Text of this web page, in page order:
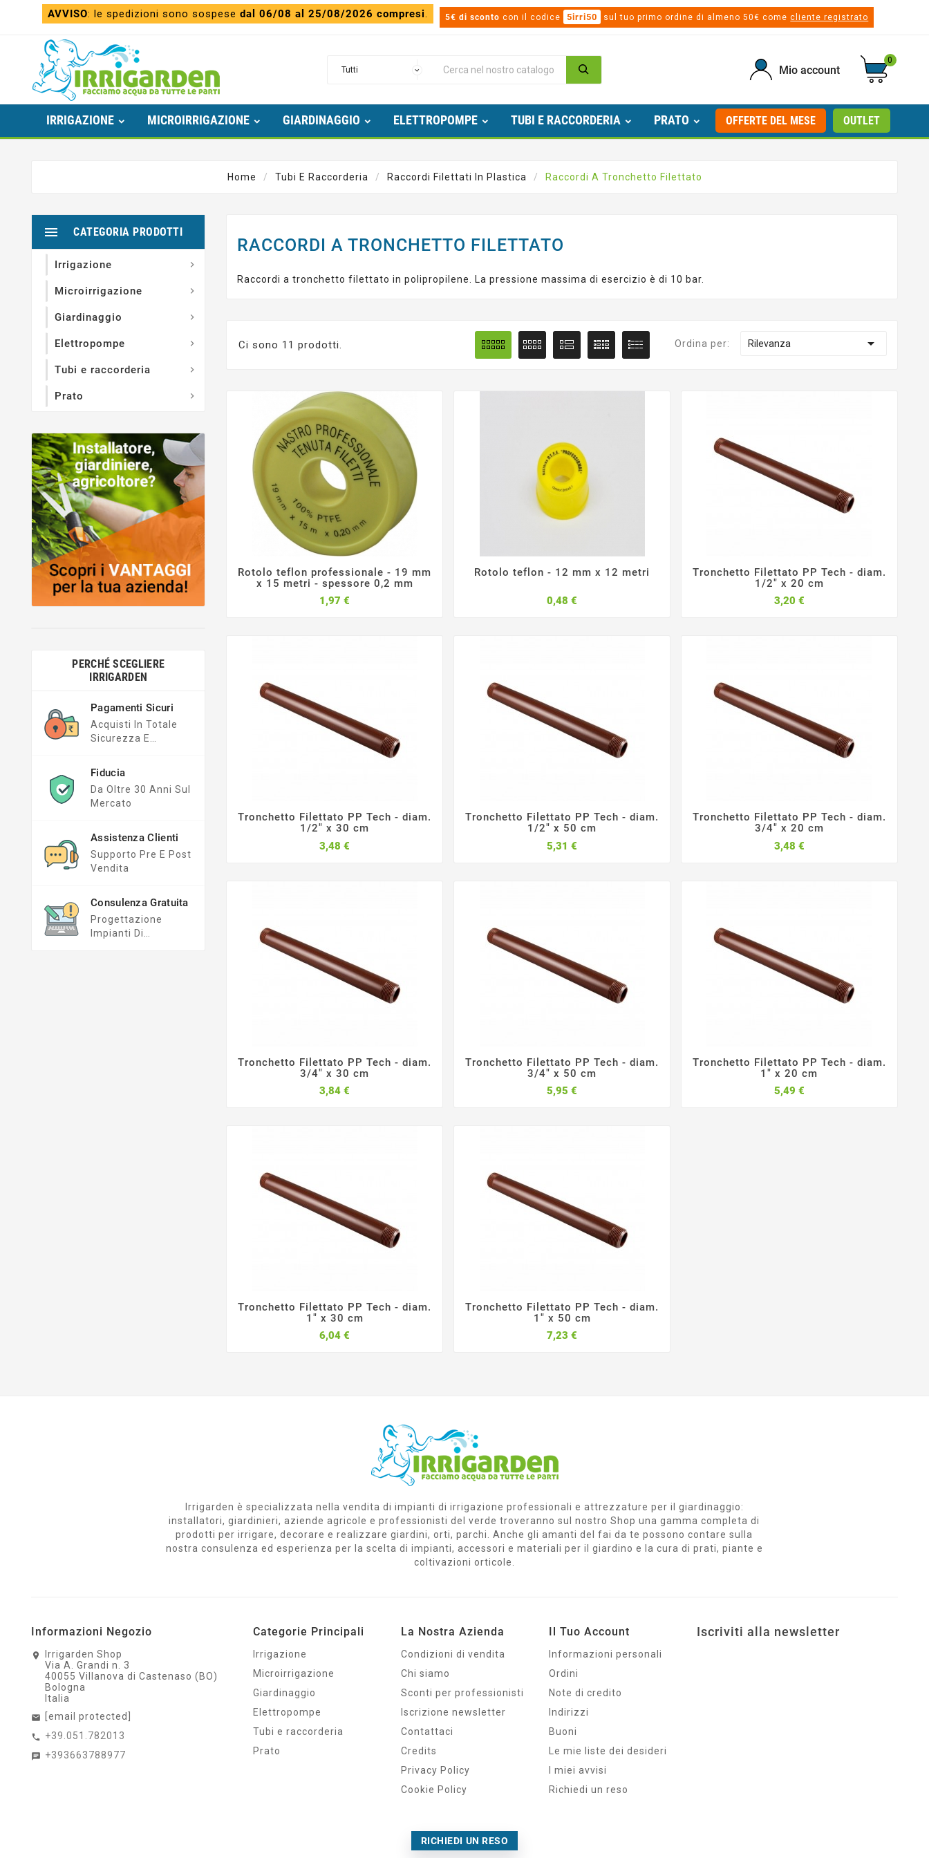
AVVISO: le spedizioni sono sospese dal 06/08 al 25/08/2026 compresi. 5€ di sconto con il codice 5irri50 sul tuo primo ordine di almeno 50€ comecliente registrato
Mio account
0
IRRIGAZIONE MICROIRRIGAZIONE GIARDINAGGIO ELETTROPOMPE TUBI E RACCORDERIA PRATO OFFERTE DEL MESE OUTLET
Home Tubi E Raccorderia Raccordi Filettati In Plastica Raccordi A Tronchetto Filettato
CATEGORIA PRODOTTI

Irrigazione 
Microirrigazione 
Giardinaggio 
Elettropompe 
Tubi e raccorderia 
Prato 
PERCHÉ SCEGLIERE
IRRIGARDEN
Pagamenti Sicuri
Acquisti In Totale
Sicurezza E
Fiducia
Da Oltre 30 Anni Sul
Mercato
Assistenza Clienti
Supporto Pre E Post
Vendita
Consulenza Gratuita
Progettazione
Impianti Di
RACCORDI A TRONCHETTO FILETTATO
Raccordi a tronchetto filettato in polipropilene. La pressione massima di esercizio è di 10 bar.
Ci sono 11 prodotti. Ordina per: Rilevanza 
  
Rotolo teflon professionale - 19 mm
x 15 metri - spessore 0,2 mm
1,97 €
Rotolo teflon - 12 mm x 12 metri
0,48 €
  
Tronchetto Filettato PP Tech - diam.
1/2" x 20 cm
3,20 €Prezzo
  
Tronchetto Filettato PP Tech - diam.
1/2" x 30 cm
3,48 €
  
Tronchetto Filettato PP Tech - diam.
1/2" x 50 cm
5,31 €
  
Tronchetto Filettato PP Tech - diam.
3/4" x 20 cm
3,48 €Prezzo
  
Tronchetto Filettato PP Tech - diam.
3/4" x 30 cm
3,84 €
  
Tronchetto Filettato PP Tech - diam.
3/4" x 50 cm
5,95 €
  
Tronchetto Filettato PP Tech - diam.
1" x 20 cm
5,49 €Prezzo
  
Tronchetto Filettato PP Tech - diam.
1" x 30 cm
6,04 €
  
Tronchetto Filettato PP Tech - diam.
1" x 50 cm
7,23 €
Irrigarden è specializzata nella vendita di impianti di irrigazione professionali e attrezzature per il giardinaggio:
installatori, giardinieri, aziende agricole e professionisti del verde troveranno sul nostro Shop una gamma completa di
prodotti per irrigare, decorare e realizzare giardini, orti, parchi. Anche gli amanti del fai da te possono contare sulla
nostra consulenza ed esperienza per la scelta di impianti, accessori e materiali per il giardino e la cura di prati, piante e
coltivazioni orticole.
Informazioni Negozio
Irrigarden Shop
Via A. Grandi n. 3
40055 Villanova di Castenaso (BO)
Bologna
Italia
[email protected]
+39.051.782013
+393663788977
Categorie Principali
Irrigazione
Microirrigazione
Giardinaggio
Elettropompe
Tubi e raccorderia
Prato
La Nostra Azienda
Condizioni di vendita
Chi siamo
Sconti per professionisti
Iscrizione newsletter
Contattaci
Credits
Privacy Policy
Cookie Policy
Il Tuo Account
Informazioni personali
Ordini
Note di credito
Indirizzi
Buoni
Le mie liste dei desideri
I miei avvisi
Richiedi un reso
Iscriviti alla newsletter
RICHIEDI UN RESO